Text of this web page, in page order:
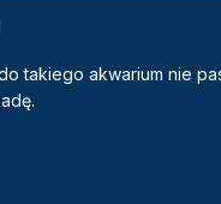
takiego akwarium nie